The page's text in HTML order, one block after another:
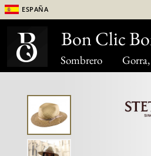
Sombrero
España
Bon Clic